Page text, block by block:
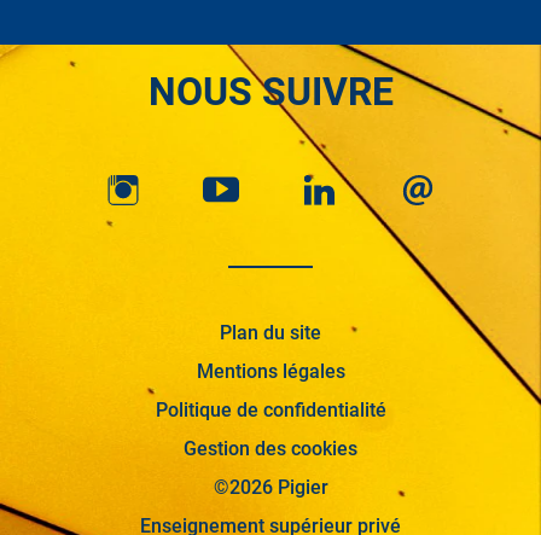
NOUS SUIVRE
Plan du site
Mentions légales
Politique de confidentialité
Gestion des cookies
©2026 Pigier
Enseignement supérieur privé